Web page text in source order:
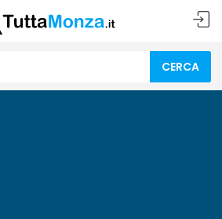
CERCA